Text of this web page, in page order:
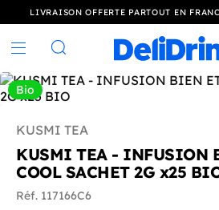
LIVRAISON OFFERTE PARTOUT EN
Rechercher
Bio
KUSMI TEA
KUSMI TEA - INFUSION
COOL SACHET 2G x25
Réf. 117166C6